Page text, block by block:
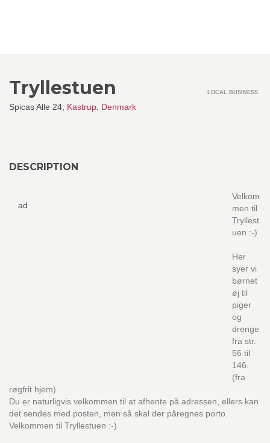
Tryllestuen
Spicas Alle 24, Kastrup Denmark
LOCAL BUSINESS
DESCRIPTION
ad
Velkom
men til
Tryllest
uen :-)
Her
syer vi
børnet
øj til
piger
og
drenge
fra str.
56 til
146.
(fra
røgfrit hjem)
Du er naturligvis velkommen til at afhente på adressen, ellers kan
det sendes med posten, men så skal der påregnes porto.
Velkommen til Tryllestuen :-)